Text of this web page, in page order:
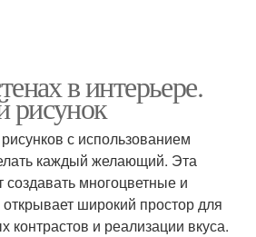
в интерьере.
рисунок
с использованием
каждый желающий. Эта
создавать многоцветные и
широкий простор для
контрастов и реализации вкуса.